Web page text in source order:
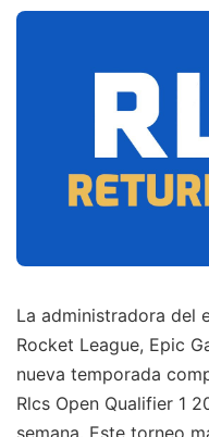
La administradora del
Rocket League, Epic
nueva temporada
Rlcs Open Qualifier 1